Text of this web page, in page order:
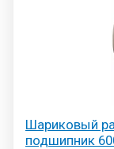
Шариковый
подшипник